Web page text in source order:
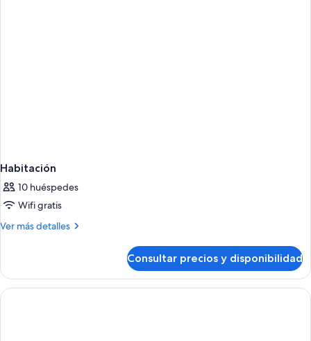
Habitación
10 huéspedes
Wifi gratis
Ver más detalles
Más
Consultar precios y disponibilidad